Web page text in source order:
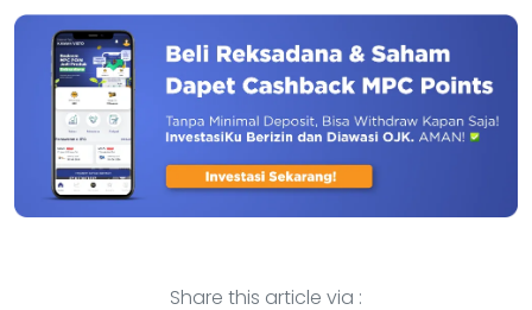
Share this article via :